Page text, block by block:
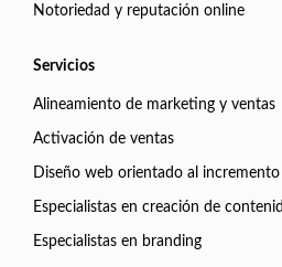
Notoriedad y reputación online
Servicios
Alineamiento de marketing y ventas
Activación de ventas
Diseño web orientado al incremento
Especialistas en creación de
Especialistas en branding